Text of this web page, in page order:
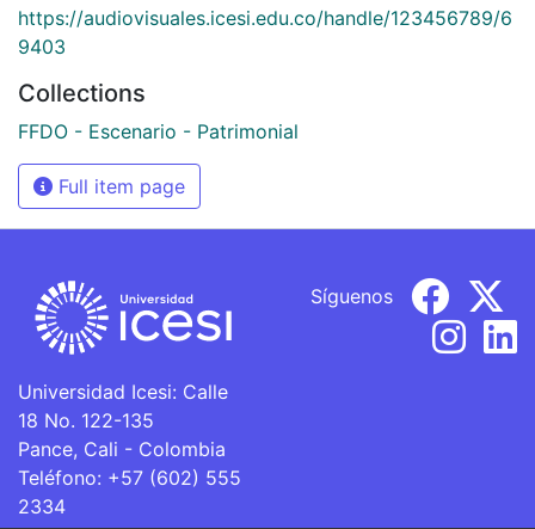
https://audiovisuales.icesi.edu.co/handle/123456789/6
9403
Collections
FFDO - Escenario - Patrimonial
Full item page
Universidad Icesi: Calle
18 No. 122-135
Pance, Cali - Colombia
Teléfono: +57 (602) 555
2334
Síguenos